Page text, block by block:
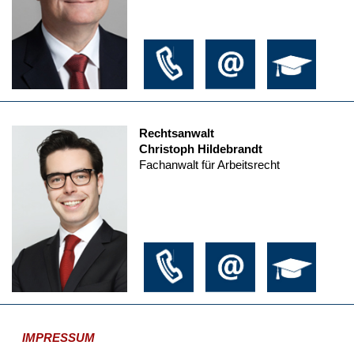
Rechtsanwalt
Christoph Hildebrandt
Fachanwalt für Arbeitsrecht
IMPRESSUM